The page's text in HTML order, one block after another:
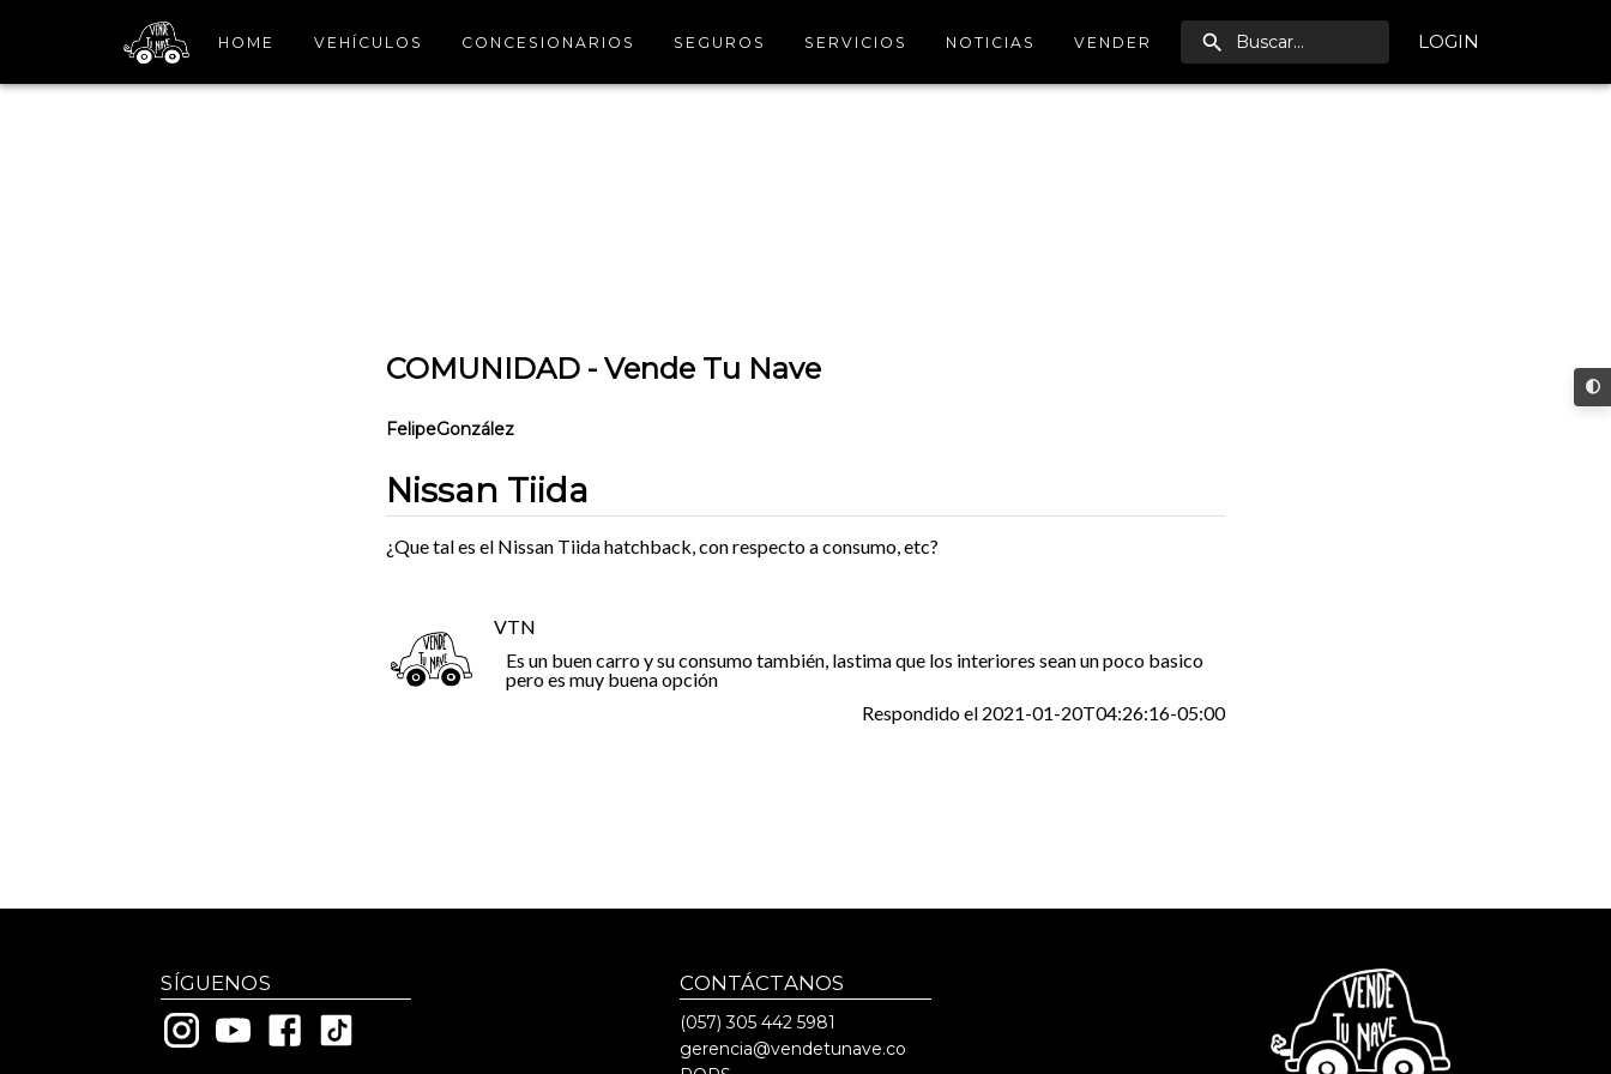
HOME VEHÍCULOS CONCESIONARIOS SEGUROS SERVICIOS NOTICIAS VENDER LOGIN
COMUNIDAD - Vende Tu Nave
FelipeGonzález
Nissan Tiida
¿Que tal es el Nissan Tiida hatchback, con respecto a consumo, etc?
VTN
Es un buen carro y su consumo también, lastima que los interiores sean un poco basico
pero es muy buena opción
Respondido el 2021-01-20T04:26:16-05:00
SÍGUENOS CONTÁCTANOS
(057)305 442 5981
gerencia@vendetunave.co